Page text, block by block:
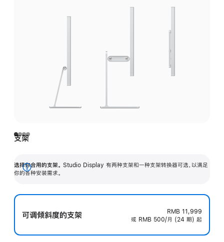
支架
选择你合用的支架。 Studio Display 有两种支架和一种支架转换器可选，以满足
你的各种安装需求。
展
可调倾斜度的支架
RMB 11,999
或 RMB 500/月 (24 期) 起